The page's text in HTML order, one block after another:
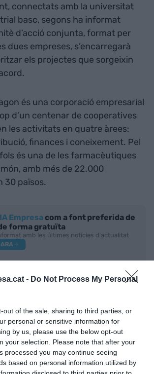
- Do Not Process My Personal
out of the sale, sharing to third parties, or
personal or sensitive information for
by us, please use the below opt-out
your selection. Please note that after your
processed you may continue seeing
based on personal information utilized by
connectats amb la universitat
basc, segons ha informat
d’acció conjunta, format per
dues empreses, s’encarregarà
els projectes que sorgeixin
és una corporació empresarial
d’un centenar de cooperatives
les activitats en quatre àrees:
finances i coneixement. Pel
és una de les farmacèutiques
amb més de 22.000
30 països.
Empresa com a font preferida de
forma gratuïta
amb les últimes notícies d'actualitat